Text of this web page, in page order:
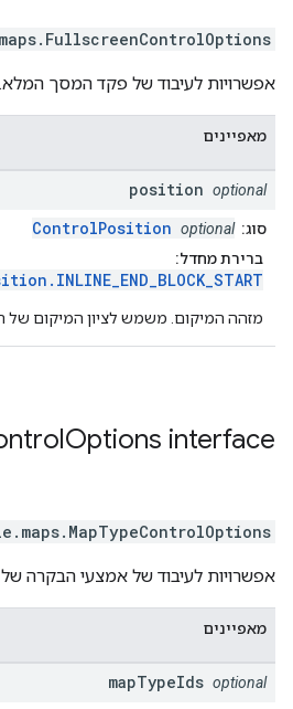
. FullscreenControlOptions
אפשרויות לעיבוד של פקד המסך המלא.
מאפיינים
position optional
סוג: ControlPosition optional
ברירת מחדל:
מזהה המיקום. משמש לציון המיקום של
Options interface
. MapTypeControlOptions
אפשרויות לעיבוד של אמצעי הבקרה
מאפיינים
mapTypeIds optional